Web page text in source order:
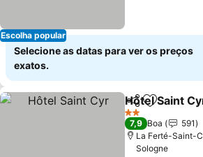
Escolha popular
Selecione as datas para ver os preços
exatos.
PartilharAdicionar
Hôtel Saint
2 Estrelas
7,9 Boa
591
La Ferté-Saint-
Sologne